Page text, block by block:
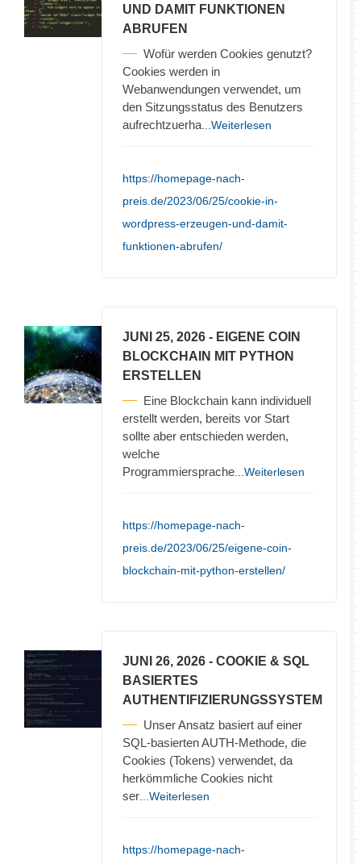
UND DAMIT FUNKTIONEN
ABRUFEN
Wofür werden Cookies genutzt?
Cookies werden in
Webanwendungen verwendet, um
den Sitzungsstatus des Benutzers
aufrechtzuerha ...Weiterlesen
https://homepage-nach-
preis.de/2023/06/25/cookie-in-
wordpress-erzeugen-und-damit-
funktionen-abrufen/
JUNI 25, 2026 - EIGENE COIN
BLOCKCHAIN MIT PYTHON
ERSTELLEN
Eine Blockchain kann individuell
erstellt werden, bereits vor Start
sollte aber entschieden werden,
welche
Programmiersprache ...Weiterlesen
https://homepage-nach-
preis.de/2023/06/25/eigene-coin-
blockchain-mit-python-erstellen/
JUNI 26, 2026 - COOKIE & SQL
BASIERTES
AUTHENTIFIZIERUNGSSYSTEM
Unser Ansatz basiert auf einer
SQL-basierten AUTH-Methode, die
Cookies (Tokens) verwendet, da
herkömmliche Cookies nicht
ser ...Weiterlesen
https://homepage-nach-